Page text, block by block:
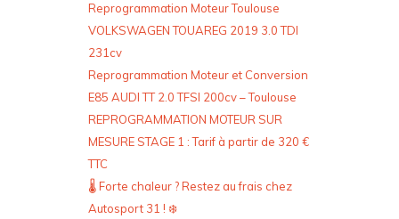
Reprogrammation Moteur Toulouse
VOLKSWAGEN TOUAREG 2019 3.0 TDI
231cv
Reprogrammation Moteur et Conversion
E85 AUDI TT 2.0 TFSI 200cv – Toulouse
REPROGRAMMATION MOTEUR SUR
MESURE STAGE 1 : Tarif à partir de 320 €
TTC
🌡️ Forte chaleur ? Restez au frais chez
Autosport 31 ! ❄️